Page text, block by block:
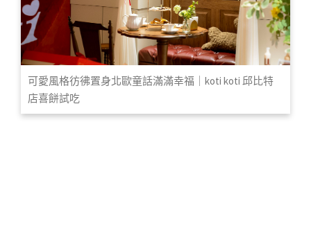
可愛風格彷彿置身北歐童話滿滿幸福｜koti koti 邱比特
店喜餅試吃